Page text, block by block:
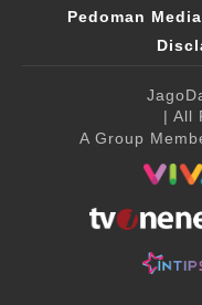
Pedoman
| All
A Group